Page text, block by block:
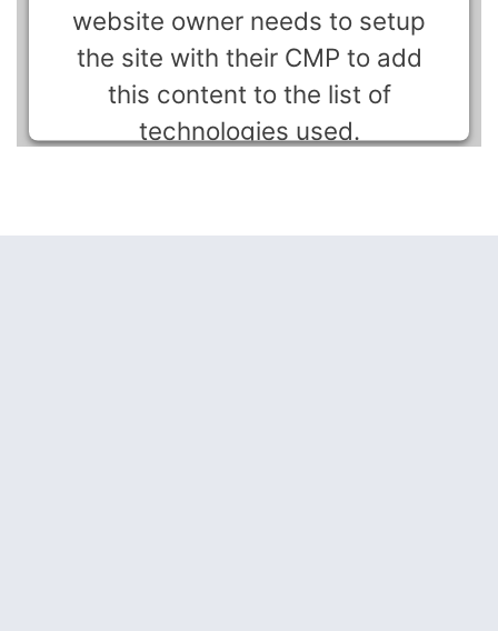
website owner needs to setup
the site with their CMP to add
this content to the list of
technologies used.